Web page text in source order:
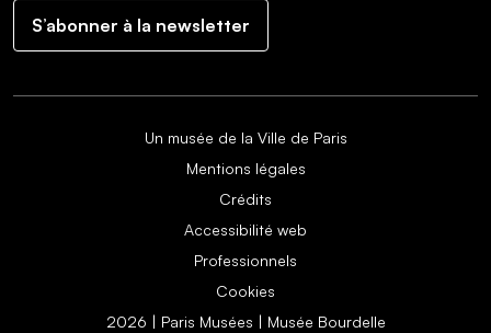
S’abonner à la newsletter
Un musée de la Ville de Paris
Mentions légales
Crédits
Accessibilité web
Professionnels
Cookies
2026 | Paris Musées | Musée Bourdelle